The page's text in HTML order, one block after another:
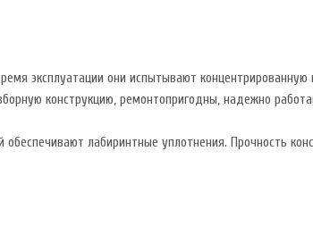
эксплуатации они испытывают концентрированную
конструкцию, ремонтопригодны, надежно
лабиринтные уплотнения. Прочность